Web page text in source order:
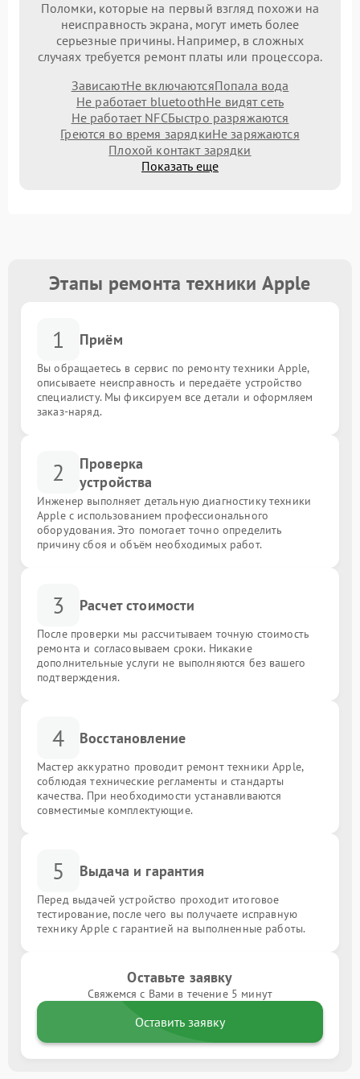
Поломки, которые на первый взгляд похожи на
неисправность экрана, могут иметь более
серьезные причины. Например, в сложных
случаях требуется ремонт платы или процессора.
ЗависаютНе включаютсяПопала вода
Не работает bluetoothНе видят сеть
Не работает NFCБыстро разряжаются
Греются во время зарядкиНе заряжаются
Плохой контакт зарядки
Показать еще
Этапы ремонта техники Apple
1 Приём
Вы обращаетесь в сервис по ремонту техники Apple,
описываете неисправность и передаёте устройство
специалисту. Мы фиксируем все детали и оформляем
заказ-наряд.
2
Проверка
устройства
Инженер выполняет детальную диагностику техники
Apple с использованием профессионального
оборудования. Это помогает точно определить
причину сбоя и объём необходимых работ.
3 Расчет стоимости
После проверки мы рассчитываем точную стоимость
ремонта и согласовываем сроки. Никакие
дополнительные услуги не выполняются без вашего
подтверждения.
4 Восстановление
Мастер аккуратно проводит ремонт техники Apple,
соблюдая технические регламенты и стандарты
качества. При необходимости устанавливаются
совместимые комплектующие.
5 Выдача и гарантия
Перед выдачей устройство проходит итоговое
тестирование, после чего вы получаете исправную
технику Apple с гарантией на выполненные работы.
Оставьте заявку
Свяжемся с Вами в течение 5 минут
Оставить заявку